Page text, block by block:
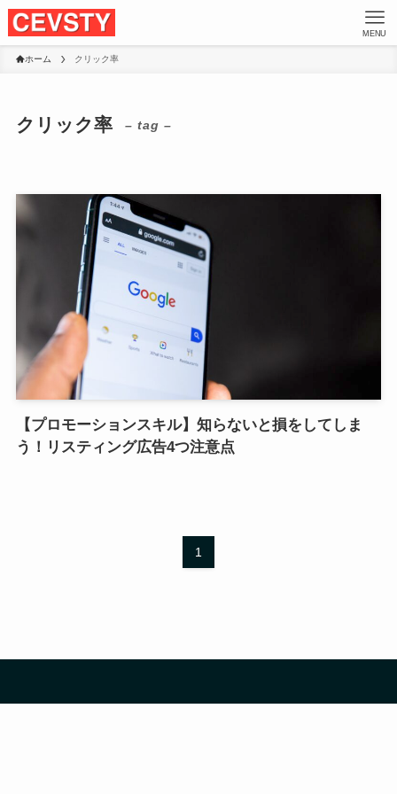
MENU
ホーム クリック率
クリック率 – tag –
【プロモーションスキル】知らないと損をしてしま
う！リスティング広告4つ注意点
1